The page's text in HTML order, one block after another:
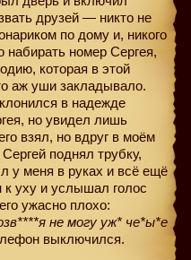
друзей — никто не
по дому и, никого
набирать номер Сергея,
которая в этой
аж уши закладывало.
в надежде
но увидел лишь
взял, но вдруг в моём
поднял трубку,
у меня в руках и всё ещё
уху и услышал голос
ужасно плохо:
не могу уж* че*ы*е
выключился.